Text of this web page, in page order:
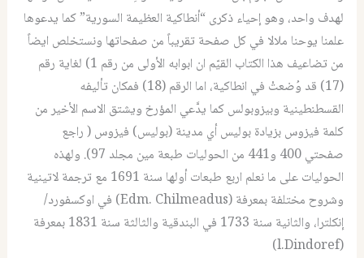
لهدف واحد، وهو إحياء ذكرى “أنطاكية العظيمة السورية” كما يدعوها
علمنا يوحنا ملالا في كل صفحة تقريباً من صفحاتها ونستخلص ايضاً
من تضاعيف هذا الكتاب القيّم ان ابوابه الأولى من رقم 1) لغاية رقم
(17) قد وُضعتْ في انطاكية، اما الرقم (18) فمكان تأليفه
القسطنطينية وبيزوبولس كما يدَّعي المؤرخ ويشتق الاسم الأخير من
كلمة فيزوس بزيادة بوليس أي مدينة (بوليس) فيزوس ( راجع
صفحتي 400 و441 من الحوليات طبعة مين مجلد 97). ولهذه
الحوليات على ما نعلم اربع طبعات أولها سنة 1691 مع ترجمة لاتينية
وشروح مختلفة بمعرفة (Edm. Chilmeadus) في اوكسفورد/
إنكلترا، والثانية سنة 1733 في البندقية والثالثة سنة 1831 بمعرفة
(l.Dindoref)